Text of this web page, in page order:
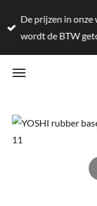
direct
hoofdinhoud
De prijzen in onze
wordt de BTW